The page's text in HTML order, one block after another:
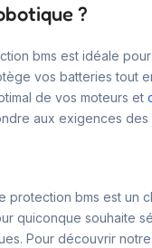
?
bms est idéale
vos batteries tout
de vos moteurs et
aux exigences des
protection bms est un
quiconque souhaite
Pour découvrir